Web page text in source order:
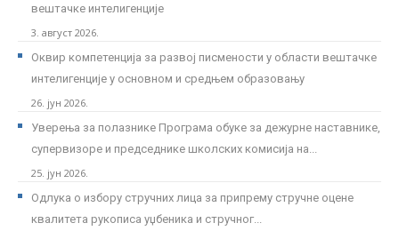
вештачке интелигенције
3. август 2026.
Оквир компетенција за развој писмености у области вештачке
интелигенције у основном и средњем образовању
26. јун 2026.
Уверења за полазнике Програмa обуке за дежурне наставнике,
супервизоре и председнике школских комисија на...
25. јун 2026.
Одлука о избору стручних лица за припрему стручне оцене
квалитета рукописа уџбеника и стручног...